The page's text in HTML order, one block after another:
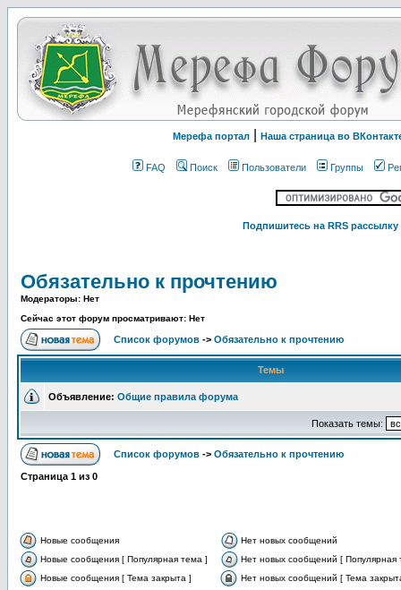
Мерефа портал Наша страница во
FAQ Поиск Пользователи Группы
Подпишитесь на RRS
Обязательно к прочтению
Модераторы: Нет
Сейчас этот форум просматривают: Нет
Список форумов -> Обязательно к прочтению
Темы
Объявление: Общие правила форума
Показать темы:
Список форумов -> Обязательно к прочтению
Страница 1 из 0
Новые сообщения
Нет новых сообщений
Новые сообщения [ Популярная тема ]
Нет новых сообщений [ Популярная
Новые сообщения [ Тема закрыта ]
Нет новых сообщений [ Тема